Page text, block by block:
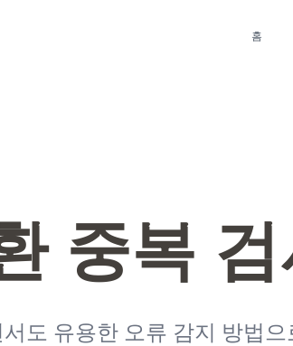
홈
중복
도 유용한 오류 감지 방법